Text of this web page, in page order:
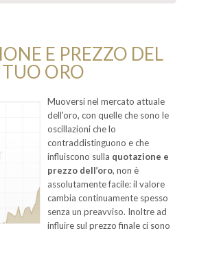
E PREZZO DEL
TUO ORO
Muoversi nel mercato attuale
dell'oro, con quelle che sono le
oscillazioni che lo
contraddistinguono e che
influiscono sulla quotazione e
prezzo dell’oro, non è
assolutamente facile: il valore
cambia continuamente spesso
senza un preavviso. Inoltre ad
influire sul prezzo finale ci sono